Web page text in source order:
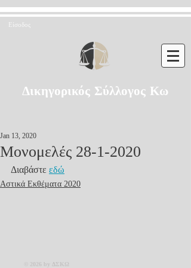
Είσοδος
Δικηγορικός Σύλλογος Κω
Μονομελές 28-1-2020
Jan 13, 2020
Διαβάστε εδώ
Αστικά Εκθέματα 2020
© 2026 by ΔΣΚΩ